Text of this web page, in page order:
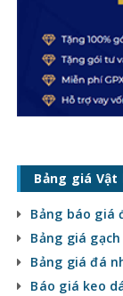
Bảng giá
Bảng báo giá
Bảng giá
Bảng giá đá
Báo giá keo